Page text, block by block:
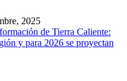
2025